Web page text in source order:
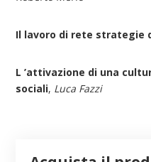
Il lavoro di rete strategie
L ’attivazione di una
sociali, Luca Fazzi